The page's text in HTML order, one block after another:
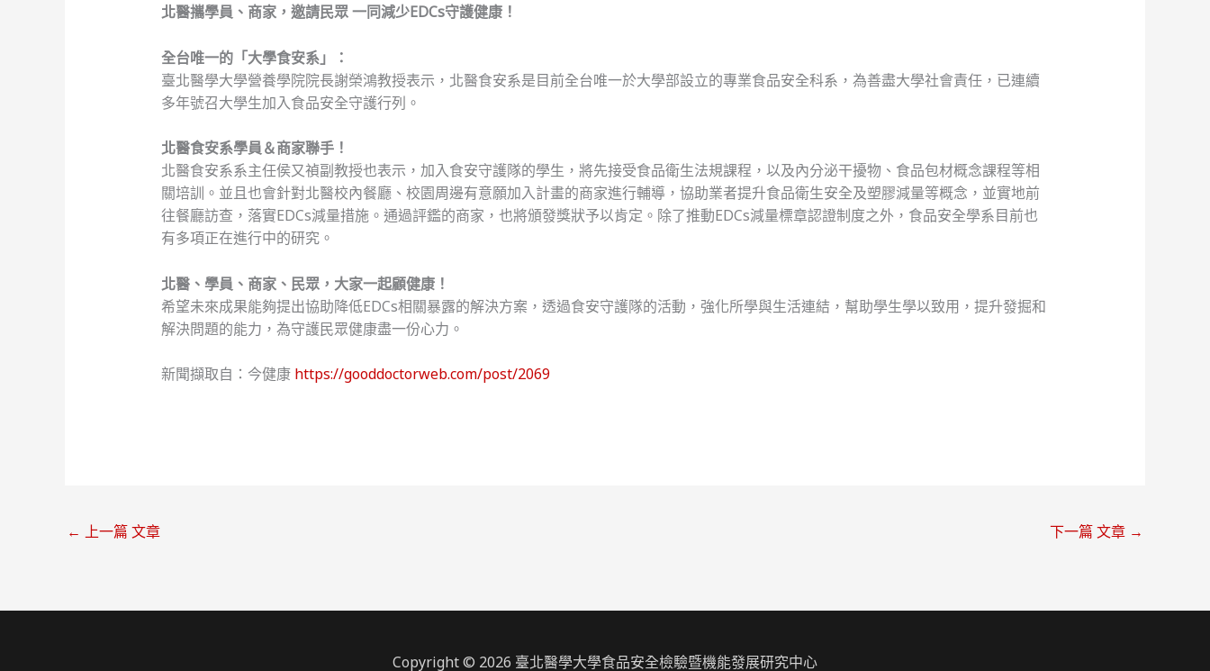
北醫攜學員、商家，邀請民眾一同減少EDCs守護健康！
全台唯一的「大學食安系」：
臺北醫學大學營養學院院長謝榮鴻教授表示，北醫食安系是目前全台唯一於大學部設立的專業食品安全科系，為善盡大學社會責任，已連續
多年號召大學生加入食品安全守護行列。
北醫食安系學員＆商家聯手！
北醫食安系系主任侯又禎副教授也表示，加入食安守護隊的學生，將先接受食品衛生法規課程，以及內分泌干擾物、食品包材概念課程等相
關培訓。並且也會針對北醫校內餐廳、校園周邊有意願加入計畫的商家進行輔導，協助業者提升食品衛生安全及塑膠減量等概念，並實地前
往餐廳訪查，落實EDCs減量措施。通過評鑑的商家，也將頒發獎狀予以肯定。除了推動EDCs減量標章認證制度之外，食品安全學系目前也
有多項正在進行中的研究。
北醫、學員、商家、民眾， 大家一起顧健康！
希望未來成果能夠提出協助降低EDCs相關暴露的解決方案，透過食安守護隊的活動，強化所學與生活連結，幫助學生學以致用，提升發掘和
解決問題的能力，為守護民眾健康盡一份心力。
新聞擷取自：今健康 https://gooddoctorweb.com/post/2069
← 上一篇 文章 下一篇 文章 →
Copyright © 2026 臺北醫學大學食品安全檢驗暨機能發展研究中心